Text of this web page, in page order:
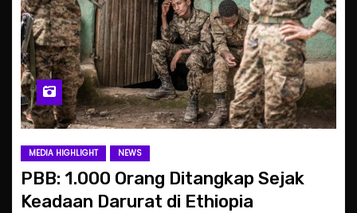
MEDIA HIGHLIGHT NEWS
PBB: 1.000 Orang Ditangkap Sejak
Keadaan Darurat di Ethiopia